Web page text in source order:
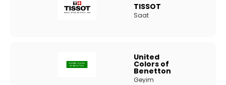
TISSOT
Saat
United
Colors of
Benetton
Geyim